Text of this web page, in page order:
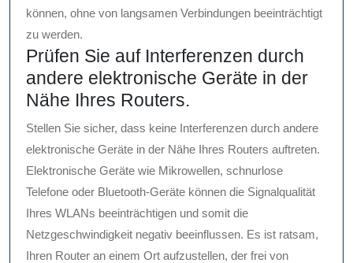
können, ohne von langsamen Verbindungen beeinträchtigt
zu werden.
Prüfen Sie auf Interferenzen durch
andere elektronische Geräte in der
Nähe Ihres Routers.
Stellen Sie sicher, dass keine Interferenzen durch andere
elektronische Geräte in der Nähe Ihres Routers auftreten.
Elektronische Geräte wie Mikrowellen, schnurlose
Telefone oder Bluetooth-Geräte können die Signalqualität
Ihres WLANs beeinträchtigen und somit die
Netzgeschwindigkeit negativ beeinflussen. Es ist ratsam,
Ihren Router an einem Ort aufzustellen, der frei von